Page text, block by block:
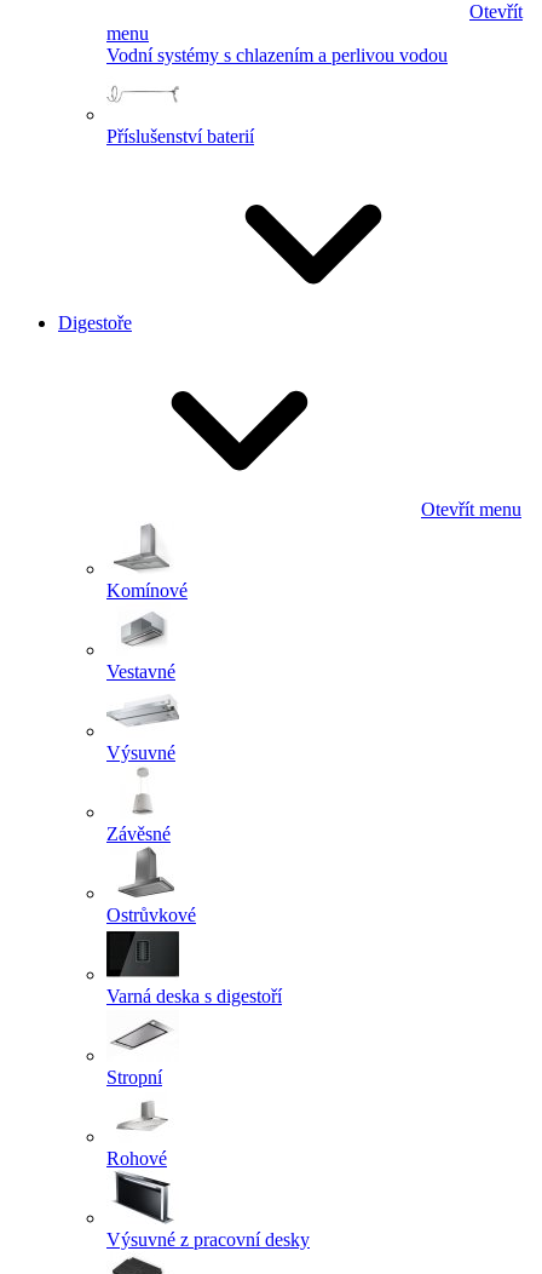
Otevřít
menu
Vodní systémy s chlazením a perlivou vodou
Příslušenství baterií
Digestoře
Otevřít menu
Komínové
Vestavné
Výsuvné
Závěsné
Ostrůvkové
Varná deska s digestoří
Stropní
Rohové
Výsuvné z pracovní desky